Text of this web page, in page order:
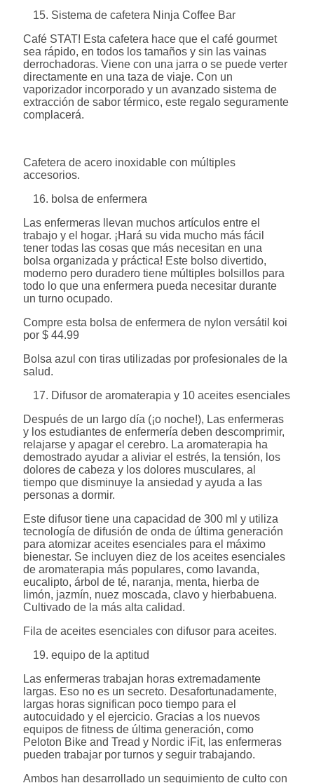
Sistema de cafetera Ninja Coffee Bar
Café STAT! Esta cafetera hace que el café gourmet
sea rápido, en todos los tamaños y sin las vainas
derrochadoras. Viene con una jarra o se puede verter
directamente en una taza de viaje. Con un
vaporizador incorporado y un avanzado sistema de
extracción de sabor térmico, este regalo seguramente
complacerá.
Cafetera de acero inoxidable con múltiples
accesorios.
bolsa de enfermera
Las enfermeras llevan muchos artículos entre el
trabajo y el hogar. ¡Hará su vida mucho más fácil
tener todas las cosas que más necesitan en una
bolsa organizada y práctica! Este bolso divertido,
moderno pero duradero tiene múltiples bolsillos para
todo lo que una enfermera pueda necesitar durante
un turno ocupado.
Compre esta bolsa de enfermera de nylon versátil koi
por $ 44.99
Bolsa azul con tiras utilizadas por profesionales de la
salud.
Difusor de aromaterapia y 10 aceites esenciales
Después de un largo día (¡o noche!), Las enfermeras
y los estudiantes de enfermería deben descomprimir,
relajarse y apagar el cerebro. La aromaterapia ha
demostrado ayudar a aliviar el estrés, la tensión, los
dolores de cabeza y los dolores musculares, al
tiempo que disminuye la ansiedad y ayuda a las
personas a dormir.
Este difusor tiene una capacidad de 300 ml y utiliza
tecnología de difusión de onda de última generación
para atomizar aceites esenciales para el máximo
bienestar. Se incluyen diez de los aceites esenciales
de aromaterapia más populares, como lavanda,
eucalipto, árbol de té, naranja, menta, hierba de
limón, jazmín, nuez moscada, clavo y hierbabuena.
Cultivado de la más alta calidad.
Fila de aceites esenciales con difusor para aceites.
equipo de la aptitud
Las enfermeras trabajan horas extremadamente
largas. Eso no es un secreto. Desafortunadamente,
largas horas significan poco tiempo para el
autocuidado y el ejercicio. Gracias a los nuevos
equipos de fitness de última generación, como
Peloton Bike and Tread y Nordic iFit, las enfermeras
pueden trabajar por turnos y seguir trabajando.
Ambos han desarrollado un seguimiento de culto con